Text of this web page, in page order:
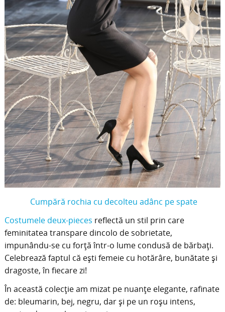
Cumpără rochia cu decolteu adânc pe spate
Costumele deux-pieces reflectă un stil prin care
feminitatea transpare dincolo de sobrietate,
impunându-se cu forță într-o lume condusă de bărbați.
Celebrează faptul că ești femeie cu hotărâre, bunătate și
dragoste, în fiecare zi!
În această colecție am mizat pe nuanțe elegante, rafinate
de: bleumarin, bej, negru, dar și pe un roșu intens,